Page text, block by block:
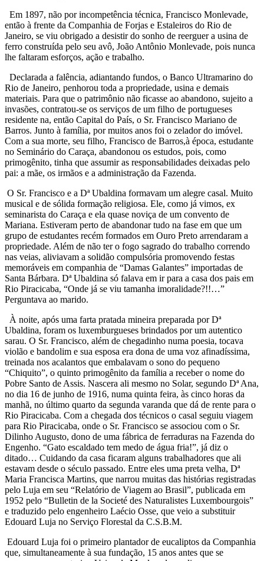
Em 1897, não por incompetência técnica, Francisco Monlevade,
então à frente da Companhia de Forjas e Estaleiros do Rio de
Janeiro, se viu obrigado a desistir do sonho de reerguer a usina de
ferro construída pelo seu avô, João Antônio Monlevade, pois nunca
lhe faltaram esforços, ação e trabalho.
Declarada a falência, adiantando fundos, o Banco Ultramarino do
Rio de Janeiro, penhorou toda a propriedade, usina e demais
materiais. Para que o patrimônio não ficasse ao abandono, sujeito a
invasões, contratou-se os serviços de um filho de portugueses
residente na, então Capital do País, o Sr. Francisco Mariano de
Barros. Junto à família, por muitos anos foi o zelador do imóvel.
Com a sua morte, seu filho, Francisco de Barros,à época, estudante
no Seminário do Caraça, abandonou os estudos, pois, como
primogênito, tinha que assumir as responsabilidades deixadas pelo
pai: a mãe, os irmãos e a administração da Fazenda.
O Sr. Francisco e a Dª Ubaldina formavam um alegre casal. Muito
musical e de sólida formação religiosa. Ele, como já vimos, ex
seminarista do Caraça e ela quase noviça de um convento de
Mariana. Estiveram perto de abandonar tudo na fase em que um
grupo de estudantes recém formados em Ouro Preto arrendaram a
propriedade. Além de não ter o fogo sagrado do trabalho correndo
nas veias, aliviavam a solidão compulsória promovendo festas
memoráveis em companhia de “Damas Galantes” importadas de
Santa Bárbara. Dª Ubaldina só falava em ir para a casa dos pais em
Rio Piracicaba, “Onde já se viu tamanha imoralidade?!!…”
Perguntava ao marido.
À noite, após uma farta pratada mineira preparada por Dª
Ubaldina, foram os luxemburgueses brindados por um autentico
sarau. O Sr. Francisco, além de chegadinho numa poesia, tocava
violão e bandolim e sua esposa era dona de uma voz afinadíssima,
treinada nos acalantos que embalavam o sono do pequeno
“Chiquito”, o quinto primogênito da família a receber o nome do
Pobre Santo de Assis. Nascera ali mesmo no Solar, segundo Dª Ana,
no dia 16 de junho de 1916, numa quinta feira, às cinco horas da
manhã, no último quarto da segunda varanda que dá de rente para o
Rio Piracicaba. Com a chegada dos técnicos o casal seguiu viagem
para Rio Piracicaba, onde o Sr. Francisco se associou com o Sr.
Dilinho Augusto, dono de uma fábrica de ferraduras na Fazenda do
Engenho. “Gato escaldado tem medo de água fria!”, já diz o
ditado… Cuidando da casa ficaram alguns trabalhadores que ali
estavam desde o século passado. Entre eles uma preta velha, Dª
Maria Francisca Martins, que narrou muitas das histórias registradas
pelo Luja em seu “Relatório de Viagem ao Brasil”, publicada em
1952 pelo “Bulletin de la Societé des Naturalistes Luxembourgois”
e traduzido pelo engenheiro Laécio Osse, que veio a substituir
Edouard Luja no Serviço Florestal da C.S.B.M.
Edouard Luja foi o primeiro plantador de eucaliptos da Companhia
que, simultaneamente à sua fundação, 15 anos antes que se